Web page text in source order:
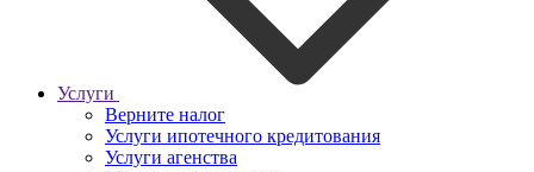
Услуги
Верните налог
Услуги ипотечного кредитования
Услуги агенства